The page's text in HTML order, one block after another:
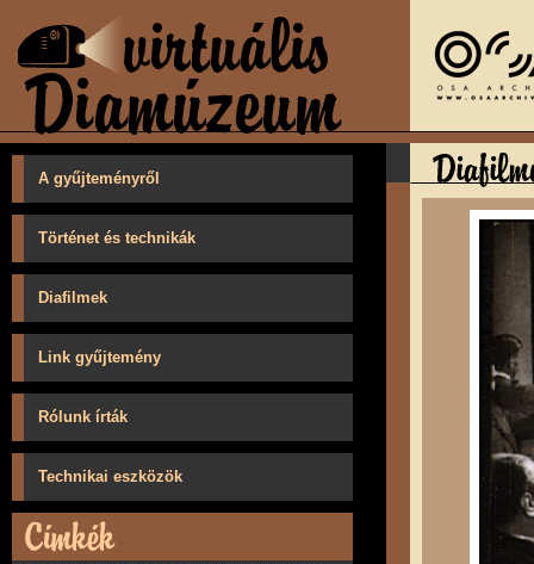
A gyűjteményről
Történet és technikák
Diafilmek
Link gyűjtemény
Rólunk írták
Technikai eszközök